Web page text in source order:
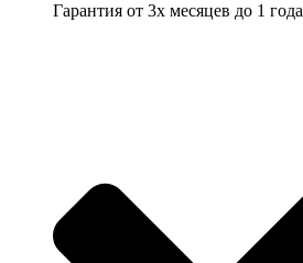
Гарантия от 3х месяцев до 1 года